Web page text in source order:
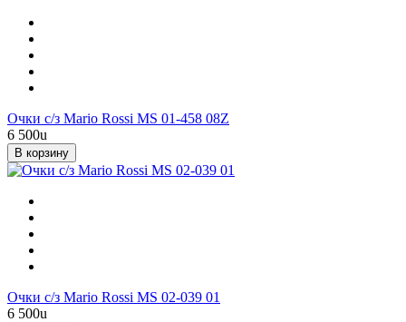
Очки с/з Mario Rossi MS 01-458 08Z
6 500u
В корзину
Очки с/з Mario Rossi MS 02-039 01
6 500u